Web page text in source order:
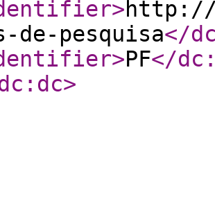
>http://
pesquisa</
>PF</
>